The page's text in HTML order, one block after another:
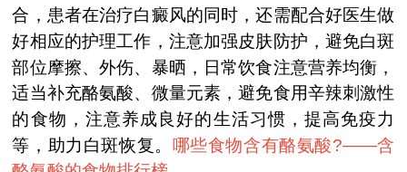
合，患者在治疗白癜风的同时，还需配合好医生做
好相应的护理工作，注意加强皮肤防护，避免白斑
部位摩擦、外伤、暴晒，日常饮食注意营养均衡，
适当补充酪氨酸、微量元素，避免食用辛辣刺激性
的食物，注意养成良好的生活习惯，提高免疫力
等，助力白斑恢复。 哪些食物含有酪氨酸?——含